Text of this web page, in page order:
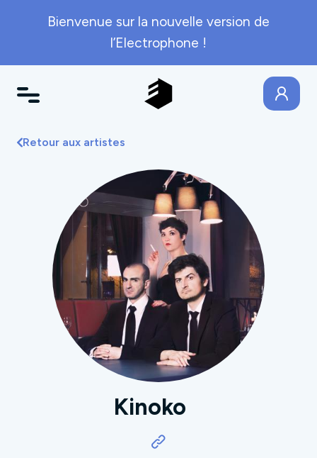
Bienvenue sur la nouvelle version de
l’Electrophone !
Retour aux artistes
Kinoko